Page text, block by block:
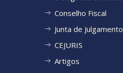
Conselho Fiscal
Junta de Julgamento
CEJURIS
Artigos